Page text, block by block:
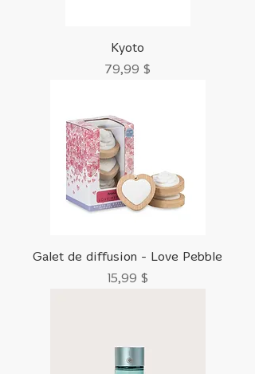
Kyoto
Prix
79,99 $
Galet de diffusion - Love Pebble
Prix
15,99 $